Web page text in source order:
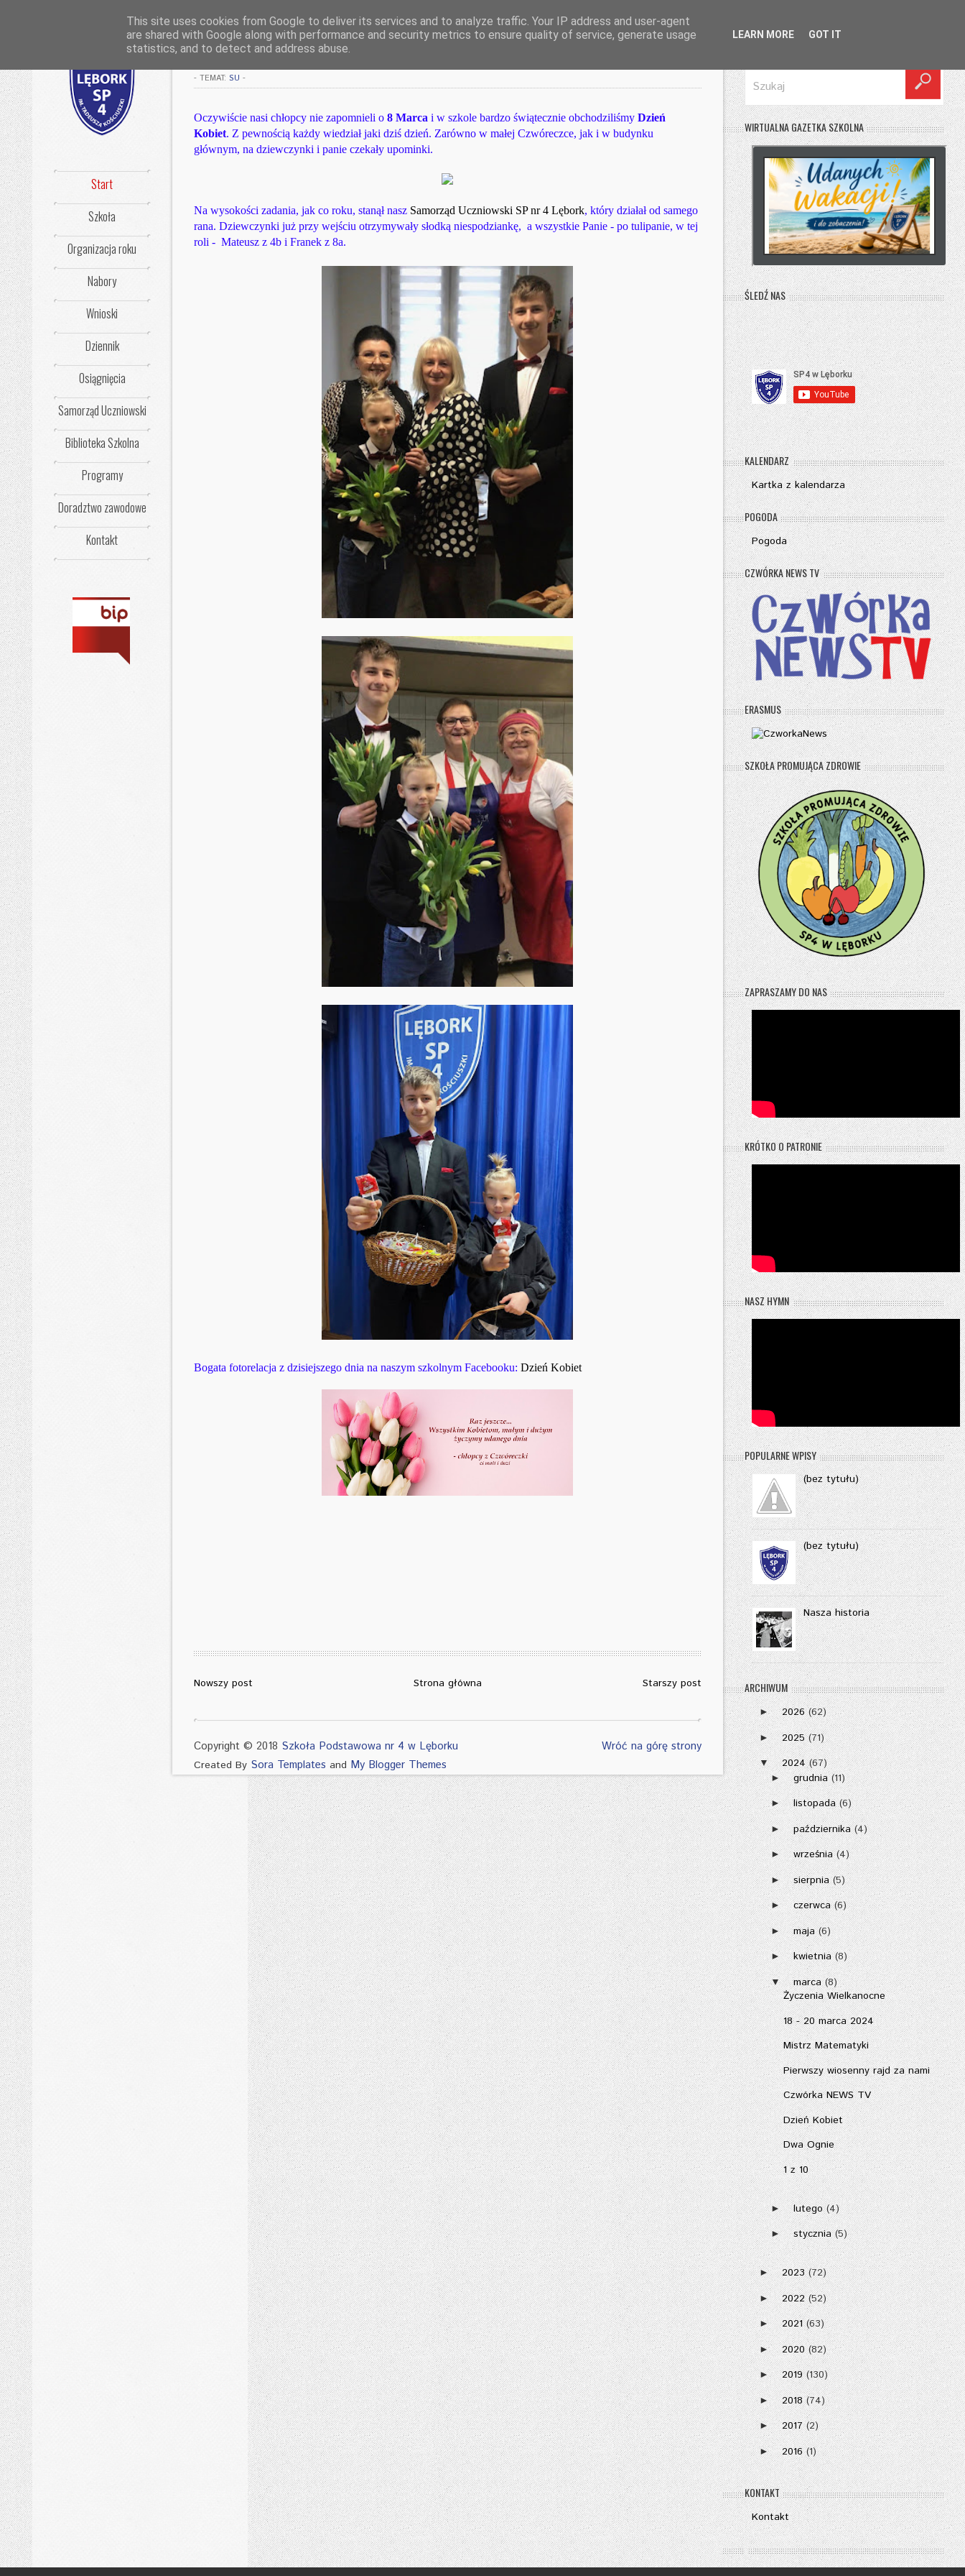
Start
Szkoła
Organizacja roku
Nabory
Wnioski
Dziennik
Osiągnięcia
Samorząd Uczniowski
Biblioteka Szkolna
Programy
Doradztwo zawodowe
Kontakt
Dzień Kobiet
- TEMAT: SU -
Oczywiście nasi chłopcy nie zapomnieli o8 Marca i w szkole bardzo świątecznie obchodziliśmy Dzień
Kobiet. Z pewnością każdy wiedział jaki dziś dzień. Zarówno w małej Czwóreczce, jak i w budynku
głównym, na dziewczynki i panie czekały upominki.
Na wysokości zadania, jak co roku, stanął nasz Samorząd Uczniowski SP nr 4 Lębork, który działał od samego
rana. Dziewczynki już przy wejściu otrzymywały słodką niespodziankę, a wszystkie Panie - po tulipanie, w tej
roli - Mateusz z 4b i Franek z 8a.
Bogata fotorelacja z dzisiejszego dnia na naszym szkolnym Facebooku: Dzień Kobiet
Nowszy post Strona główna Starszy post
Copyright © 2018 Szkoła Podstawowa nr 4 w Lęborku
Created By Sora Templates and My Blogger Themes
Wróć na górę strony
WIRTUALNA GAZETKA SZKOLNA
ŚLEDŹ NAS
KALENDARZ
Kartka z kalendarza
POGODA
Pogoda
CZWÓRKA NEWS TV
ERASMUS
SZKOŁA PROMUJĄCA ZDROWIE
ZAPRASZAMY DO NAS
KRÓTKO O PATRONIE
NASZ HYMN
POPULARNE WPISY
(bez tytułu)
(bez tytułu)
Nasza historia
ARCHIWUM
► 2026 (62)
► 2025 (71)
▼ 2024 (67)
► grudnia (11)
► listopada (6)
► października (4)
► września (4)
► sierpnia (5)
► czerwca (6)
► maja (6)
► kwietnia (8)
▼ marca (8)
Życzenia Wielkanocne
18 - 20 marca 2024
Mistrz Matematyki
Pierwszy wiosenny rajd za nami
Czwórka NEWS TV
Dzień Kobiet
Dwa Ognie
1 z 10
► lutego (4)
► stycznia (5)
► 2023 (72)
► 2022 (52)
► 2021 (63)
► 2020 (82)
► 2019 (130)
► 2018 (74)
► 2017 (2)
► 2016 (1)
KONTAKT
Kontakt
This site uses cookies from Google to deliver its services and to analyze traffic. Your IP address and user-agent
are shared with Google along with performance and security metrics to ensure quality of service, generate usage
statistics, and to detect and address abuse.
LEARN MORE GOT IT